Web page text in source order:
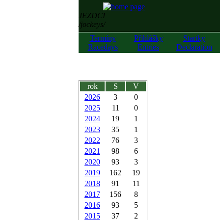
JEZDCI
/jockeys/
Termíny
Racedays
Přihlášky
Entries
Startky
Declaration
rok S
V
2026
3
0
2025
11
0
2024
19
1
2023
35
1
2022
76
3
2021
98
6
2020
93
3
2019
162
19
2018
91
11
2017
156
8
2016
93
5
2015
37 2